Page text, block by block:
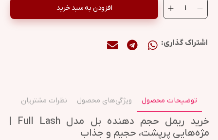
افزودن به سبد خرید
اشتراک گذاری:
توضیحات محصول ویژگی‌های محصول نظرات مشتریان
مژه‌هایی پرپشت، حجیم و جذاب